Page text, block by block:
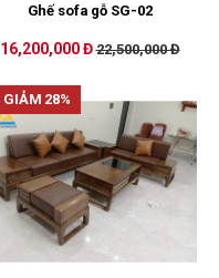
Ghế sofa gỗ SG-02
16,200,000 Đ 22,500,000 Đ
GIẢM 28%